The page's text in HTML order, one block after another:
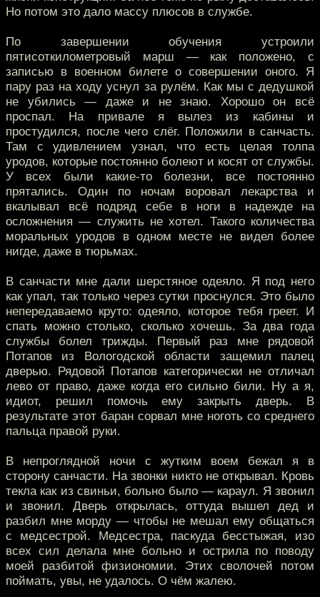
Но потом это дало массу плюсов в службе.
По завершении обучения устроили
пятисоткилометровый марш — как положено, с
записью в военном билете о совершении оного. Я
пару раз на ходу уснул за рулём. Как мы с дедушкой
не убились — даже и не знаю. Хорошо он всё
проспал. На привале я вылез из кабины и
простудился, после чего слёг. Положили в санчасть.
Там с удивлением узнал, что есть целая толпа
уродов, которые постоянно болеют и косят от службы.
У всех были какие-то болезни, все постоянно
прятались. Один по ночам воровал лекарства и
вкалывал всё подряд себе в ноги в надежде на
осложнения — служить не хотел. Такого количества
моральных уродов в одном месте не видел более
нигде, даже в тюрьмах.
В санчасти мне дали шерстяное одеяло. Я под него
как упал, так только через сутки проснулся. Это было
непередаваемо круто: одеяло, которое тебя греет. И
спать можно столько, сколько хочешь. За два года
службы болел трижды. Первый раз мне рядовой
Потапов из Вологодской области защемил палец
дверью. Рядовой Потапов категорически не отличал
лево от право, даже когда его сильно били. Ну а я,
идиот, решил помочь ему закрыть дверь. В
результате этот баран сорвал мне ноготь со среднего
пальца правой руки.
В непроглядной ночи с жутким воем бежал я в
сторону санчасти. На звонки никто не открывал. Кровь
текла как из свиньи, больно было — караул. Я звонил
и звонил. Дверь открылась, оттуда вышел дед и
разбил мне морду — чтобы не мешал ему общаться
с медсестрой. Медсестра, паскуда бесстыжая, изо
всех сил делала мне больно и острила по поводу
моей разбитой физиономии. Этих сволочей потом
поймать, увы, не удалось. О чём жалею.